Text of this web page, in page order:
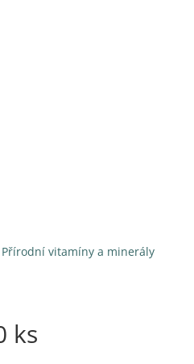
Přírodní vitamíny a minerály
ks